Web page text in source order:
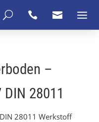
 
U
–
28011
28011 Werkstoff